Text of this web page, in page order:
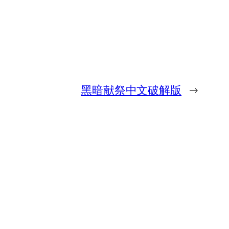
黑暗献祭中文破解版 →